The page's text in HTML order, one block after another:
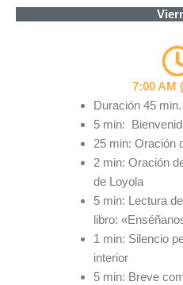
7:00 AM
Duración 45 min.
5 min:
25 min: Oración
2 min: Oración
de Loyola
5 min: Lectura
libro:
1 min: Silencio
interior
5 min: Breve